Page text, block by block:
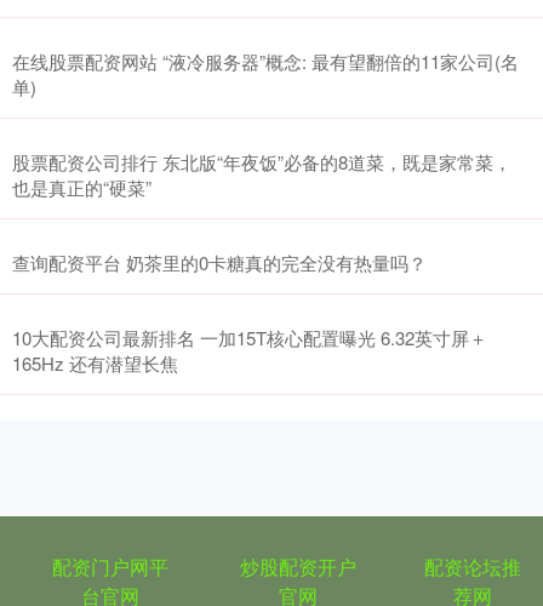
在线股票配资网站 “液冷服务器”概念: 最有望翻倍的11家公司(名
单)
股票配资公司排行 东北版“年夜饭”必备的8道菜，既是家常菜，
也是真正的“硬菜”
查询配资平台 奶茶里的0卡糖真的完全没有热量吗？
10大配资公司最新排名 一加15T核心配置曝光 6.32英寸屏＋
165Hz 还有潜望长焦
配资门户网平
台官网
炒股配资开户
官网
配资论坛推
荐网